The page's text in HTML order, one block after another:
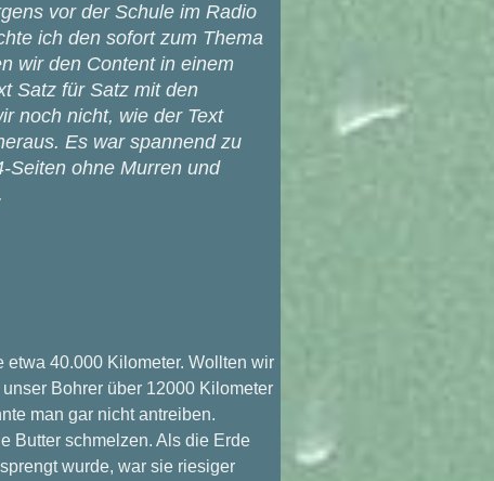
vor der Schule im Radio
ich den sofort zum Thema
wir den Content in einem
Satz für Satz mit den
noch nicht, wie der Text
Es war spannend zu
Seiten ohne Murren und
40.000 Kilometer. Wollten wir
Bohrer über 12000 Kilometer
man gar nicht antreiben.
Butter schmelzen. Als die Erde
wurde, war sie riesiger